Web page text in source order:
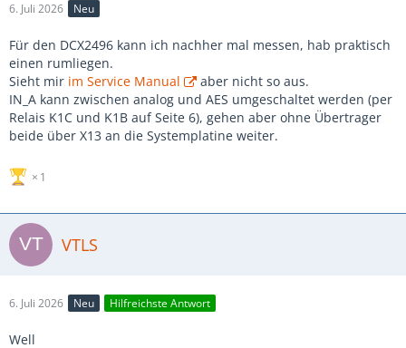
6. Juli 2026 Neu
Für den DCX2496 kann ich nachher mal messen, hab praktisch
einen rumliegen.
Sieht mir im Service Manual
aber nicht so aus.
IN_A kann zwischen analog und AES umgeschaltet werden (per
Relais K1C und K1B auf Seite 6), gehen aber ohne Übertrager
beide über X13 an die Systemplatine weiter.
1
VTLS
6. Juli 2026 Neu Hilfreichste Antwort
Well